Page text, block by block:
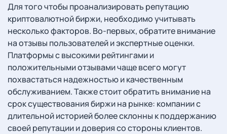
Для того чтобы проанализировать репутацию
криптовалютной биржи, необходимо учитывать
несколько факторов. Во-первых, обратите внимание
на отзывы пользователей и экспертные оценки.
Платформы с высокими рейтингами и
положительными отзывами чаще всего могут
похвастаться надежностью и качественным
обслуживанием. Также стоит обратить внимание на
срок существования биржи на рынке: компании с
длительной историей более склонны к поддержанию
своей репутации и доверия со стороны клиентов.